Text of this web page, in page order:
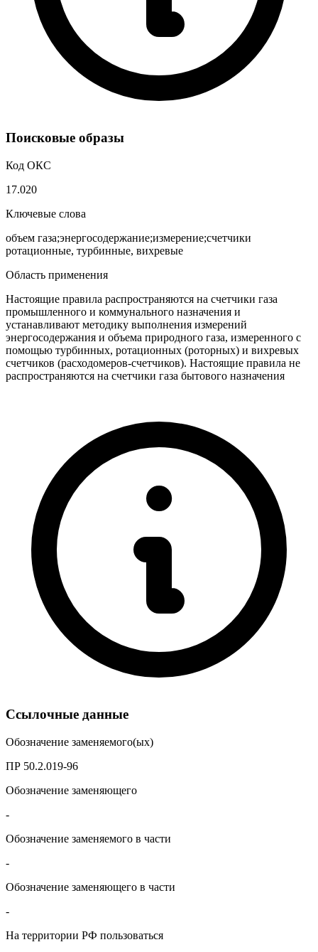
Поисковые образы
Код ОКС
17.020
Ключевые слова
объем газа;энергосодержание;измерение;счетчики
ротационные, турбинные, вихревые
Область применения
Настоящие правила распространяются на счетчики газа
промышленного и коммунального назначения и
устанавливают методику выполнения измерений
энергосодержания и объема природного газа, измеренного с
помощью турбинных, ротационных (роторных) и вихревых
счетчиков (расходомеров-счетчиков). Настоящие правила не
распространяются на счетчики газа бытового назначения
Ссылочные данные
Обозначение заменяемого(ых)
ПР 50.2.019-96
Обозначение заменяющего
-
Обозначение заменяемого в части
-
Обозначение заменяющего в части
-
На территории РФ пользоваться